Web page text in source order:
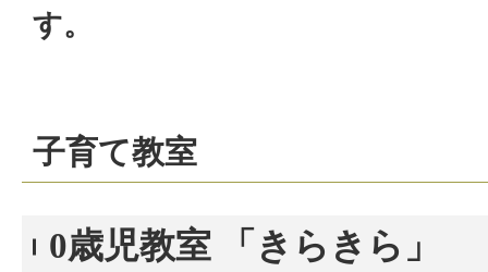
す。
子育て教室
0歳児教室 「きらきら」